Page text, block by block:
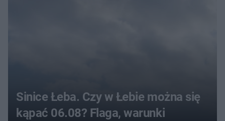
Sinice Łeba. Czy w Łebie można się
kąpać 06.08? Flaga, warunki